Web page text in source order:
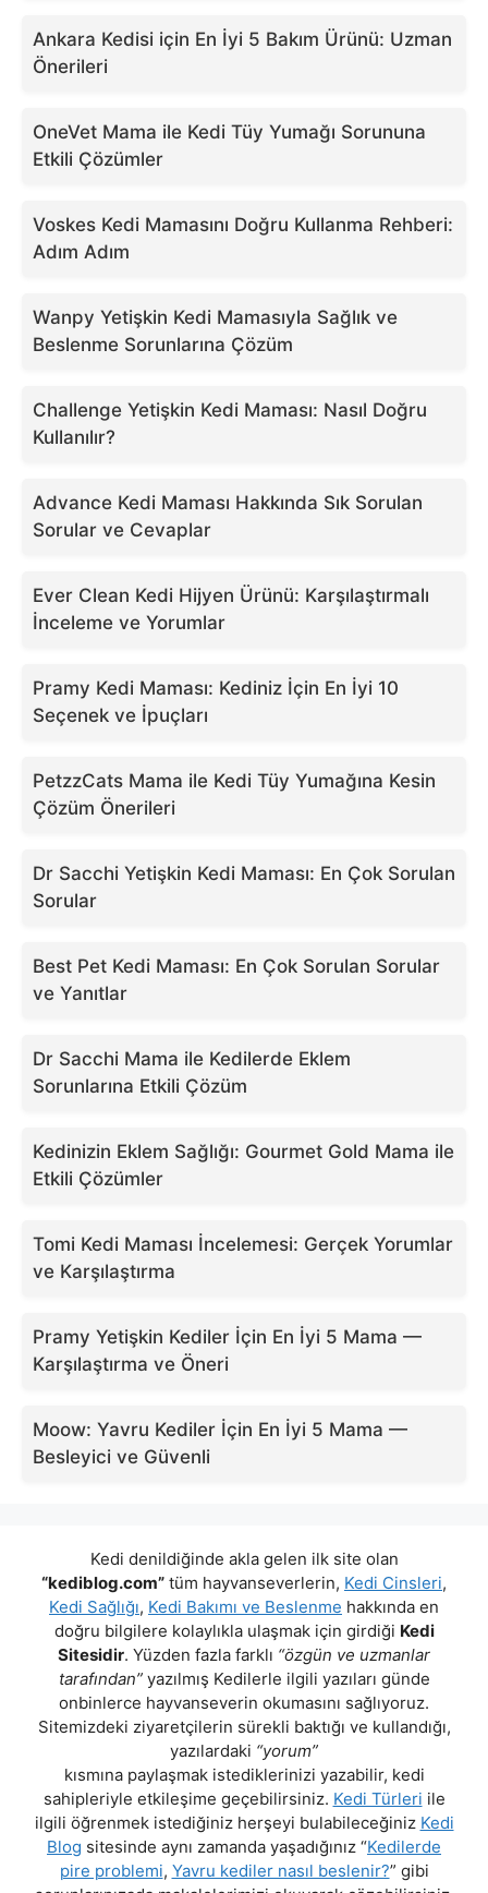
Ankara Kedisi için En İyi 5 Bakım Ürünü: Uzman
Önerileri
OneVet Mama ile Kedi Tüy Yumağı Sorununa
Etkili Çözümler
Voskes Kedi Mamasını Doğru Kullanma Rehberi:
Adım Adım
Wanpy Yetişkin Kedi Mamasıyla Sağlık ve
Beslenme Sorunlarına Çözüm
Challenge Yetişkin Kedi Maması: Nasıl Doğru
Kullanılır?
Advance Kedi Maması Hakkında Sık Sorulan
Sorular ve Cevaplar
Ever Clean Kedi Hijyen Ürünü: Karşılaştırmalı
İnceleme ve Yorumlar
Pramy Kedi Maması: Kediniz İçin En İyi 10
Seçenek ve İpuçları
PetzzCats Mama ile Kedi Tüy Yumağına Kesin
Çözüm Önerileri
Dr Sacchi Yetişkin Kedi Maması: En Çok Sorulan
Sorular
Best Pet Kedi Maması: En Çok Sorulan Sorular
ve Yanıtlar
Dr Sacchi Mama ile Kedilerde Eklem
Sorunlarına Etkili Çözüm
Kedinizin Eklem Sağlığı: Gourmet Gold Mama ile
Etkili Çözümler
Tomi Kedi Maması İncelemesi: Gerçek Yorumlar
ve Karşılaştırma
Pramy Yetişkin Kediler İçin En İyi 5 Mama —
Karşılaştırma ve Öneri
Moow: Yavru Kediler İçin En İyi 5 Mama —
Besleyici ve Güvenli
Kedi denildiğinde akla gelen ilk site olan
“kediblog.com” tüm hayvanseverlerin, Kedi Cinsleri,
Kedi Sağlığı, Kedi Bakımı ve Beslenme hakkında en
doğru bilgilere kolaylıkla ulaşmak için girdiği Kedi
Sitesidir. Yüzden fazla farklı “özgün ve uzmanlar
tarafından”yazılmış Kedilerle ilgili yazıları günde
onbinlerce hayvanseverin okumasını sağlıyoruz.
Sitemizdeki ziyaretçilerin sürekli baktığı ve kullandığı,
yazılardaki “yorum”
kısmına paylaşmak istediklerinizi yazabilir, kedi
sahipleriyle etkileşime geçebilirsiniz. Kedi Türleri ile
ilgili öğrenmek istediğiniz herşeyi bulabileceğiniz Kedi
Blog sitesinde aynı zamanda yaşadığınız “Kedilerde
pire problemi, Yavru kediler nasıl beslenir?” gibi